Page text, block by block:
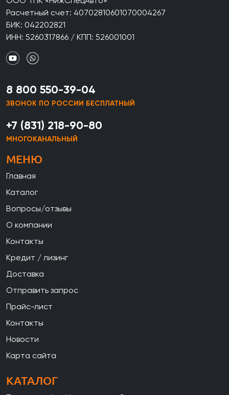
Расчетный счет: 40702810601070004267
БИК: 042202821
ИНН: 5260317866 / КПП: 526001001
8 800 550-39-04
ЗВОНОК ПО РОССИИ БЕСПЛАТНЫЙ
+7 (831) 218-90-80
МНОГОКАНАЛЬНЫЙ
МЕНЮ
Главная
Каталог
Вопросы/отзывы
О компании
Контакты
Кредит / лизинг
Доставка
Отправить запрос
Прайс-лист
Контакты
Новости
Карта сайта
КАТАЛОГ